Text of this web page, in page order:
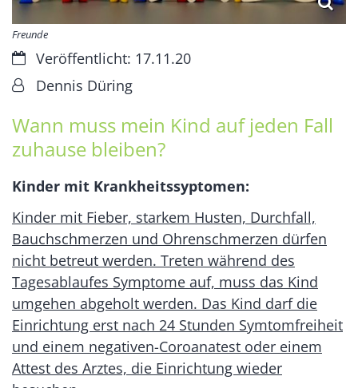
Freunde
Datum:Veröffentlicht: 17.11.20
Von:Dennis Düring
Wann muss mein Kind auf jeden Fall
zuhause bleiben?
Kinder mit Krankheitssyptomen:
Kinder mit Fieber, starkem Husten, Durchfall,
Bauchschmerzen und Ohrenschmerzen dürfen
nicht betreut werden. Treten während des
Tagesablaufes Symptome auf, muss das Kind
umgehen abgeholt werden. Das Kind darf die
Einrichtung erst nach 24 Stunden Symtomfreiheit
und einem negativen-Coroanatest oder einem
Attest des Arztes, die Einrichtung wieder